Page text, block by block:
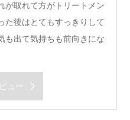
が取れて方がトリートメン
た後はとてもすっきりして
も出て気持ちも前向きにな
ュー